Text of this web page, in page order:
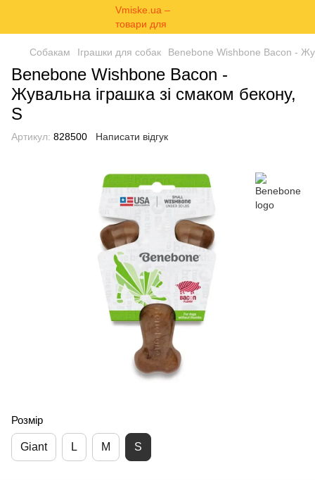
Собакам Іграшки для собак Benebone Wishbone Bacon -
Benebone Wishbone Bacon -
Жувальна іграшка зі смаком бекону,
S
Артикул: 828500 Написати відгук
Розмір
Giant L M S